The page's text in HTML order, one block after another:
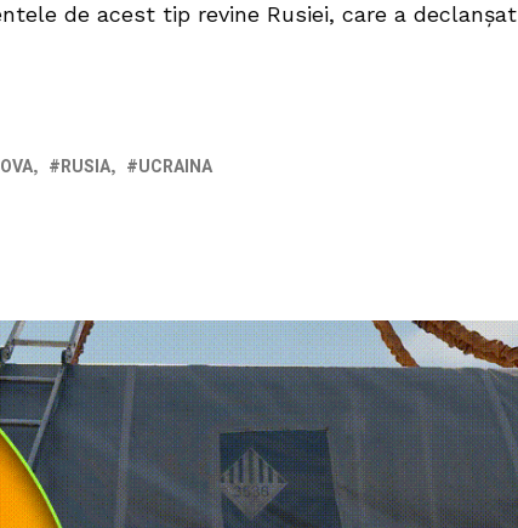
de acest tip revine Rusiei, care a declanșat
RUSIA UCRAINA